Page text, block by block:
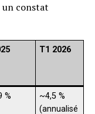
un constat
T1 2026
%
~4,5 %
(annualisé